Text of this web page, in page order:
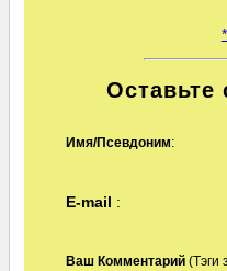
Оставьте
Имя/Псевдоним:
E-mail :
Ваш Комментарий (Тэги